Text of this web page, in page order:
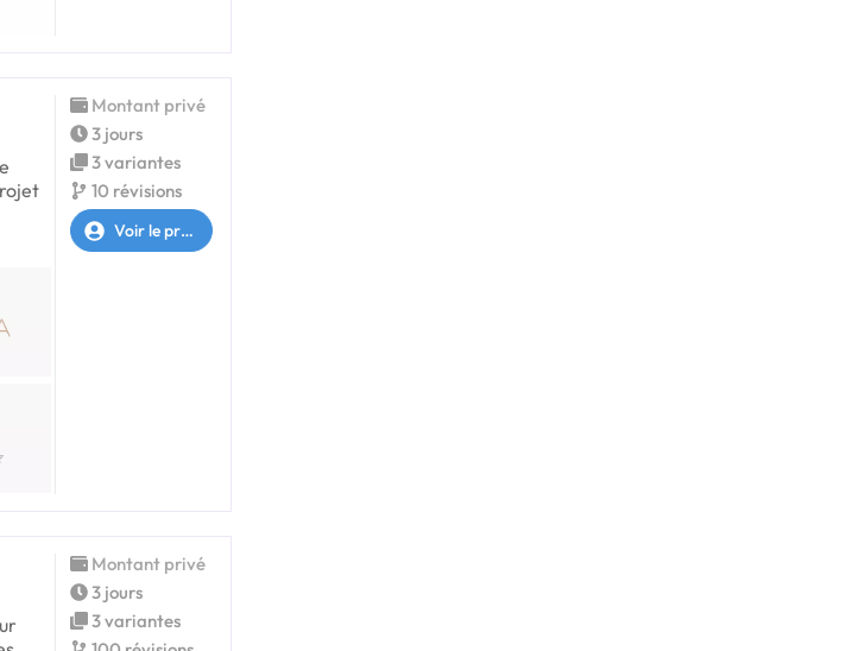
Montant privé
3 jours
3 variantes
10 révisions
Voir le profil
Montant privé
3 jours
3 variantes